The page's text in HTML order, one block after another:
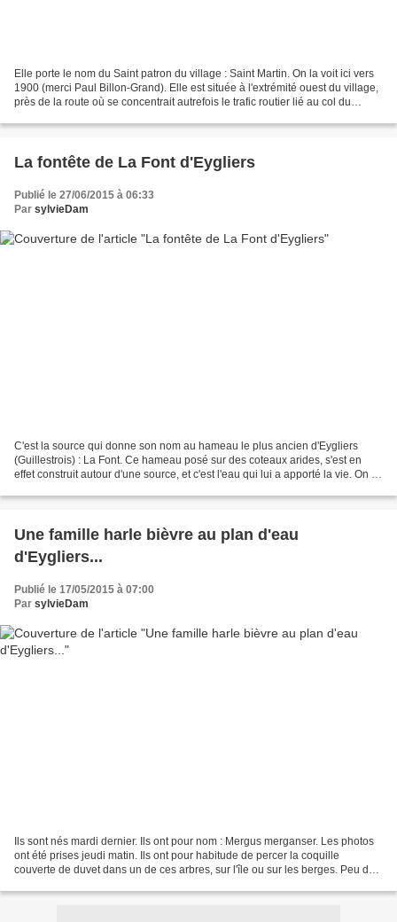
Elle porte le nom du Saint patron du village : Saint Martin. On la voit ici vers
1900 (merci Paul Billon-Grand). Elle est située à l'extrémité ouest du village,
près de la route où se concentrait autrefois le trafic routier lié au col du
La fontête de La Font d'Eygliers
Publié le 27/06/2015 à 06:33
Par sylvieDam
C'est la source qui donne son nom au hameau le plus ancien d'Eygliers
(Guillestrois) : La Font. Ce hameau posé sur des coteaux arides, s'est en
effet construit autour d'une source, et c'est l'eau qui lui a apporté la vie. On y
Une famille harle bièvre au plan d'eau
d'Eygliers...
Publié le 17/05/2015 à 07:00
Par sylvieDam
Ils sont nés mardi dernier. Ils ont pour nom : Mergus merganser. Les photos
ont été prises jeudi matin. Ils ont pour habitude de percer la coquille
couverte de duvet dans un de ces arbres, sur l'île ou sur les berges. Peu de